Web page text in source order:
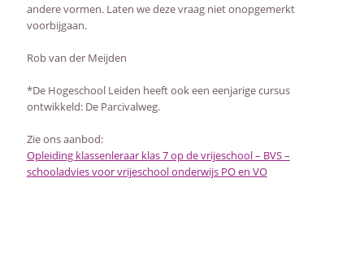
andere vormen. Laten we deze vraag niet onopgemerkt
voorbijgaan.
Rob van der Meijden
*De Hogeschool Leiden heeft ook een eenjarige cursus
ontwikkeld: De Parcivalweg.
Zie ons aanbod:
Opleiding klassenleraar klas 7 op de vrijeschool – BVS –
schooladvies voor vrijeschool onderwijs PO en VO